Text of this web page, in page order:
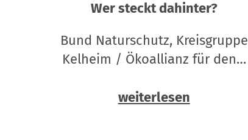
Wer steckt dahinter?
Bund Naturschutz, Kreisgruppe
Kelheim / Ökoallianz für den…
weiterlesen